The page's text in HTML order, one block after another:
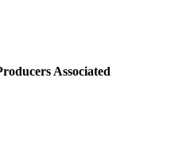
Associated